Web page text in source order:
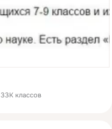
33K классов